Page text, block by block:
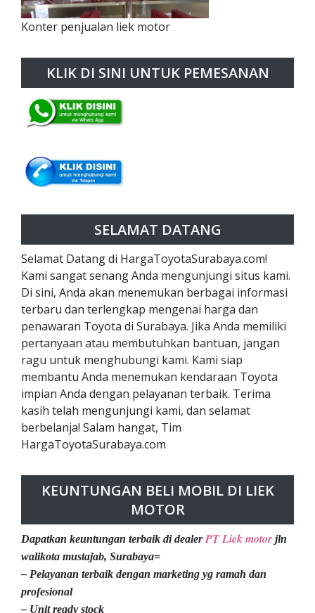
Konter penjualan liek motor
KLIK DI SINI UNTUK PEMESANAN
SELAMAT DATANG
Selamat Datang di HargaToyotaSurabaya.com!
Kami sangat senang Anda mengunjungi situs kami.
Di sini, Anda akan menemukan berbagai informasi
terbaru dan terlengkap mengenai harga dan
penawaran Toyota di Surabaya. Jika Anda memiliki
pertanyaan atau membutuhkan bantuan, jangan
ragu untuk menghubungi kami. Kami siap
membantu Anda menemukan kendaraan Toyota
impian Anda dengan pelayanan terbaik. Terima
kasih telah mengunjungi kami, dan selamat
berbelanja! Salam hangat, Tim
HargaToyotaSurabaya.com
KEUNTUNGAN BELI MOBIL DI LIEK
MOTOR
Dapatkan keuntungan terbaik di dealerPT Liek motor jln
walikota mustajab, Surabaya=
– Pelayanan terbaik dengan marketing yg ramah dan
profesional
– Unit ready stock